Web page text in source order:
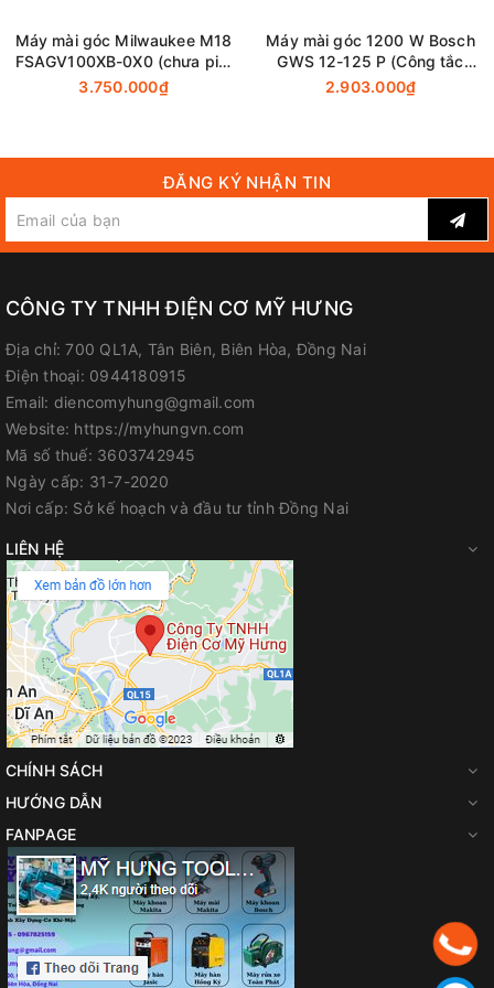
Máy mài góc Milwaukee M18
FSAGV100XB-0X0 (chưa pin,
sạc)
3.750.000₫
Máy mài góc 1200 W Bosch
GWS 12-125 P (Công tắc
bóp)
2.903.000₫
ĐĂNG KÝ NHẬN TIN
CÔNG TY TNHH ĐIỆN CƠ MỸ HƯNG
Địa chỉ: 700 QL1A, Tân Biên, Biên Hòa, Đồng Nai
Điện thoại: 0944180915
Email: diencomyhung@gmail.com
Website: https://myhungvn.com
Mã số thuế: 3603742945
Ngày cấp: 31-7-2020
Nơi cấp: Sở kế hoạch và đầu tư tỉnh Đồng Nai
LIÊN HỆ
CHÍNH SÁCH
HƯỚNG DẪN
FANPAGE